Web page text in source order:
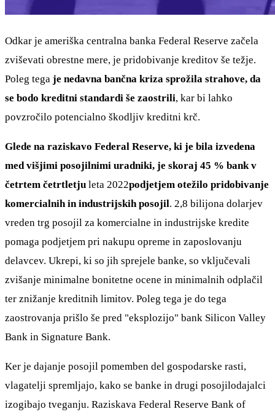
Odkar je ameriška centralna banka Federal Reserve začela
zviševati obrestne mere, je pridobivanje kreditov še težje.
Poleg tega je nedavna bančna kriza sprožila strahove, da
se bodo kreditni standardi še zaostrili, kar bi lahko
povzročilo potencialno škodljiv kreditni krč.
Glede na raziskavo Federal Reserve, ki je bila izvedena
med višjimi posojilnimi uradniki, je skoraj 45 % bank v
četrtem četrtletju leta 2022podjetjem otežilo pridobivanje
komercialnih in industrijskih posojil. 2,8 bilijona dolarjev
vreden trg posojil za komercialne in industrijske kredite
pomaga podjetjem pri nakupu opreme in zaposlovanju
delavcev. Ukrepi, ki so jih sprejele banke, so vključevali
zvišanje minimalne bonitetne ocene in minimalnih odplačil
ter znižanje kreditnih limitov. Poleg tega je do tega
zaostrovanja prišlo še pred "eksplozijo" bank Silicon Valley
Bank in Signature Bank.
Ker je dajanje posojil pomemben del gospodarske rasti,
vlagatelji spremljajo, kako se banke in drugi posojilodajalci
izogibajo tveganju. Raziskava Federal Reserve Bank of